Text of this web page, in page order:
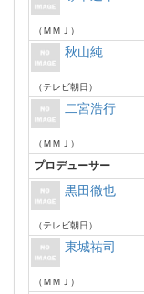
（ＭＭＪ）
秋山純
（テレビ朝日）
二宮浩行
（ＭＭＪ）
プロデューサー
黒田徹也
（テレビ朝日）
東城祐司
（ＭＭＪ）